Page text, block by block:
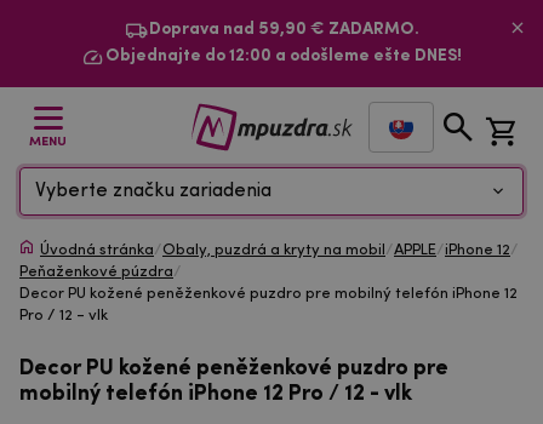
Doprava nad 59,90 € ZADARMO.
Objednajte do 12:00 a odošleme ešte DNES!
MENU
Vyberte značku zariadenia
Úvodná stránka/Obaly, puzdrá a kryty na mobil /APPLE/iPhone 12/
Peňaženkové púzdra/
Decor PU kožené peněženkové puzdro pre mobilný telefón iPhone 12
Pro / 12 - vlk
Decor PU kožené peněženkové puzdro pre
mobilný telefón iPhone 12 Pro / 12 - vlk